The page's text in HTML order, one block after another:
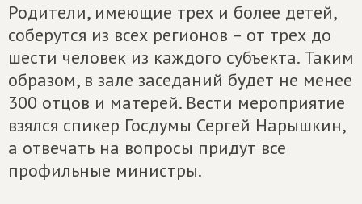
Родители, имеющие трех и более детей,
соберутся из всех регионов – от трех до
шести человек из каждого субъекта. Таким
образом, в зале заседаний будет не менее
300 отцов и матерей. Вести мероприятие
взялся спикер Госдумы Сергей Нарышкин,
а отвечать на вопросы придут все
профильные министры.